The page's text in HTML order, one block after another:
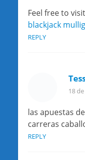
Feel free to
blackjack
REPLY
18
las apuestas
carreras
REPLY